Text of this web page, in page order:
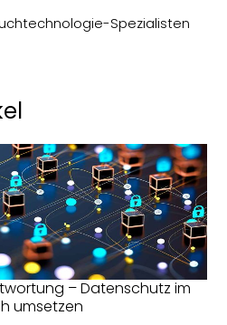
Spezialisten
– Datenschutz im
umsetzen